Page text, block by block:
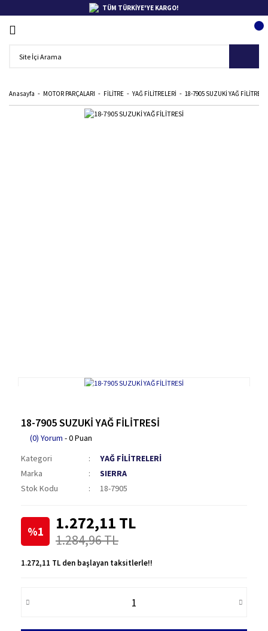
TÜM TÜRKİYE'YE KARGO!
Anasayfa MOTOR PARÇALARI FİLİTRE YAĞ FİLİTRELERİ 18-7905 SUZUKİ YAĞ FİLİTRESİ
18-7905 SUZUKİ YAĞ FİLİTRESİ
(0) Yorum - 0 Puan
Kategori
YAĞ FİLİTRELERİ
Marka
SIERRA
Stok Kodu
18-7905
%1 1.272,11 TL
1.284,96 TL
1.272,11 TL den başlayan taksitlerle!!